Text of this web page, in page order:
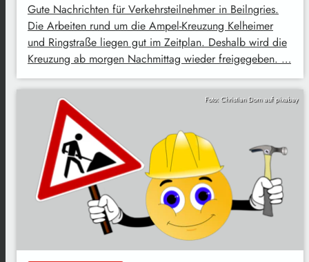
Gute Nachrichten für Verkehrsteilnehmer in Beilngries.
Die Arbeiten rund um die Ampel-Kreuzung Kelheimer
und Ringstraße liegen gut im Zeitplan. Deshalb wird die
Kreuzung ab morgen Nachmittag wieder freigegeben. …
Foto: Christian Dorn auf pixabay